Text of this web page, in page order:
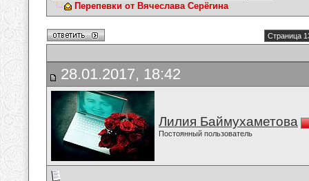
Перепевки от Вячеслава Серёгина
Страница
28.01.2017, 18:42
Лилия Баймухаметова
Постоянный пользователь